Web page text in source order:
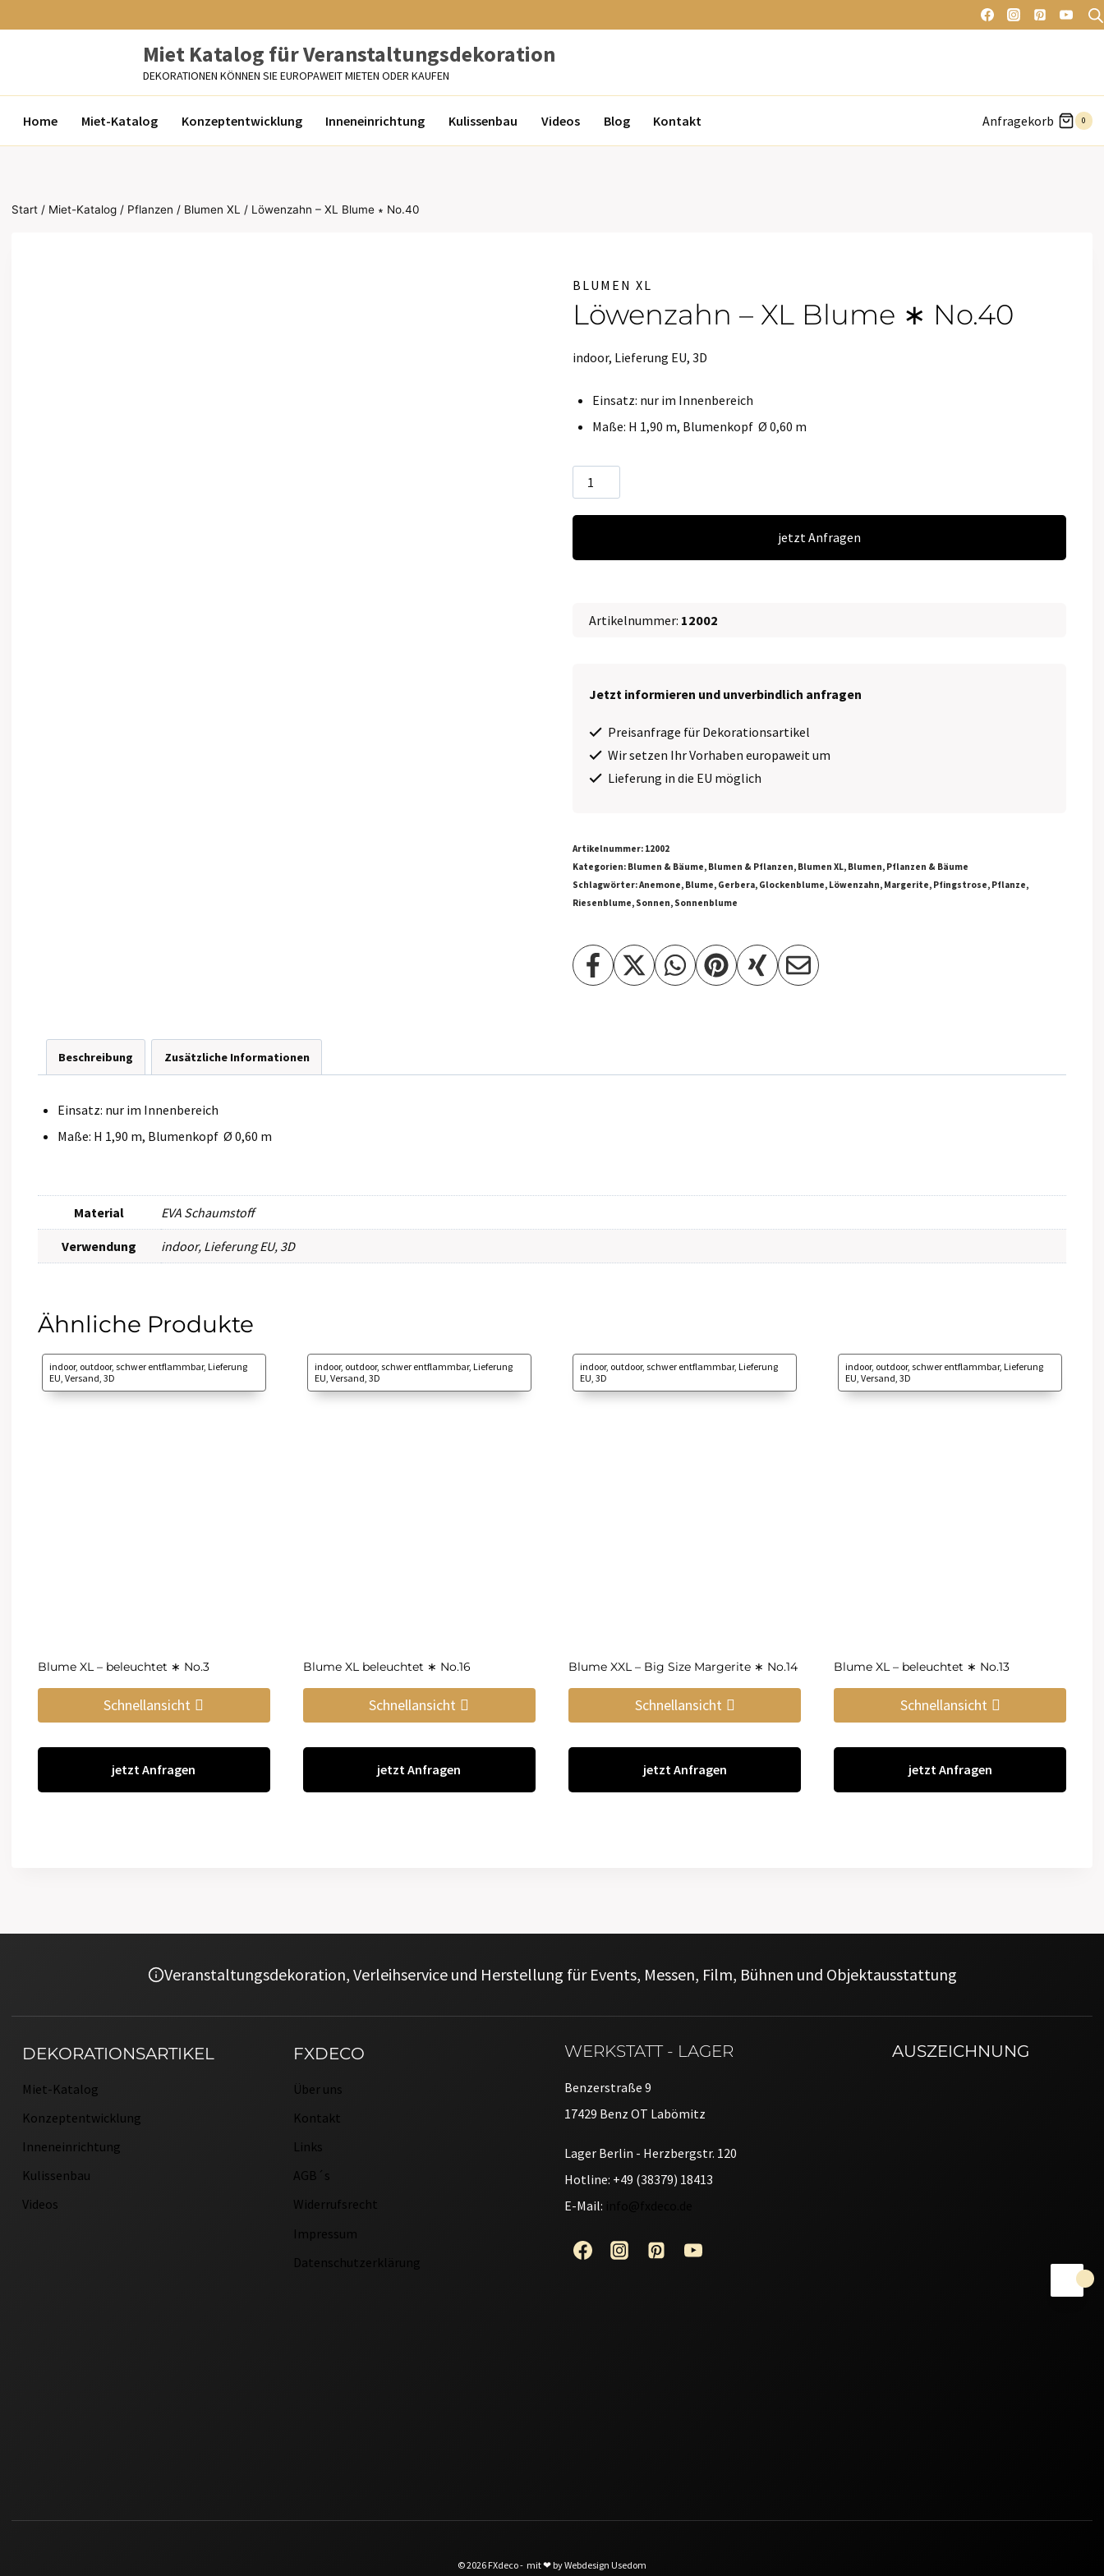
Miet Katalog für Veranstaltungsdekoration
DEKORATIONEN KÖNNEN SIE EUROPAWEIT MIETEN ODER KAUFEN
Home Miet-Katalog Konzeptentwicklung Inneneinrichtung Kulissenbau Videos Blog Kontakt Anfragekorb 0
Start / Miet-Katalog / Pflanzen / Blumen XL / Löwenzahn – XL Blume ∗ No.40
BLUMEN XL
Löwenzahn – XL Blume ∗ No.40
indoor, Lieferung EU, 3D
Einsatz: nur im Innenbereich
Maße: H 1,90 m, Blumenkopf Ø 0,60 m
Löwenzahn
-
Blume
jetzt Anfragen
Artikelnummer: 12002
Jetzt informieren und unverbindlich anfragen
Preisanfrage für Dekorationsartikel
Wir setzen Ihr Vorhaben europaweit um
Lieferung in die EU möglich
Artikelnummer: 12002
Kategorien: Blumen & Bäume, Blumen & Pflanzen, Blumen XL, Blumen, Pflanzen & Bäume
Schlagwörter:Anemone, Blume, Gerbera, Glockenblume, Löwenzahn, Margerite, Pfingstrose, Pflanze,
Riesenblume, Sonnen, Sonnenblume
Beschreibung Zusätzliche Informationen
Einsatz: nur im Innenbereich
Maße: H 1,90 m, Blumenkopf Ø 0,60 m
Material EVA Schaumstoff
Verwendung indoor, Lieferung EU, 3D
Ähnliche Produkte
indoor, outdoor, schwer entflammbar, Lieferung
EU, Versand, 3D
Blume XL – beleuchtet ∗ No.3
Schnellansicht
jetzt Anfragen
indoor, outdoor, schwer entflammbar, Lieferung
EU, Versand, 3D
Blume XL beleuchtet ∗ No.16
Schnellansicht
jetzt Anfragen
indoor, outdoor, schwer entflammbar, Lieferung
EU, 3D
Blume XXL – Big Size Margerite ∗ No.14
Schnellansicht
jetzt Anfragen
indoor, outdoor, schwer entflammbar, Lieferung
EU, Versand, 3D
Blume XL – beleuchtet ∗ No.13
Schnellansicht
jetzt Anfragen
Veranstaltungsdekoration, Verleihservice und Herstellung für Events, Messen, Film, Bühnen und Objektausstattung
DEKORATIONSARTIKEL
Miet-Katalog
Konzeptentwicklung
Inneneinrichtung
Kulissenbau
Videos
FXDECO
Über uns
Kontakt
Links
AGB´s
Widerrufsrecht
Impressum
Datenschutzerklärung
WERKSTATT - LAGER
Benzerstraße 9
17429 Benz OT Labömitz
Lager Berlin - Herzbergstr. 120
Hotline: +49 (38379) 18413
E-Mail:
AUSZEICHNUNG
© 2026 FXdeco - mit ❤ by Webdesign Usedom